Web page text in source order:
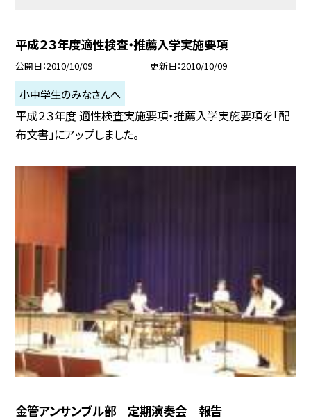
平成２３年度適性検査・推薦入学実施要項
公開日 2010/10/09 更新日 2010/10/09
小中学生のみなさんへ
平成２３年度 適性検査実施要項・推薦入学実施要項を「配
布文書」にアップしました。
金管アンサンブル部 定期演奏会 報告